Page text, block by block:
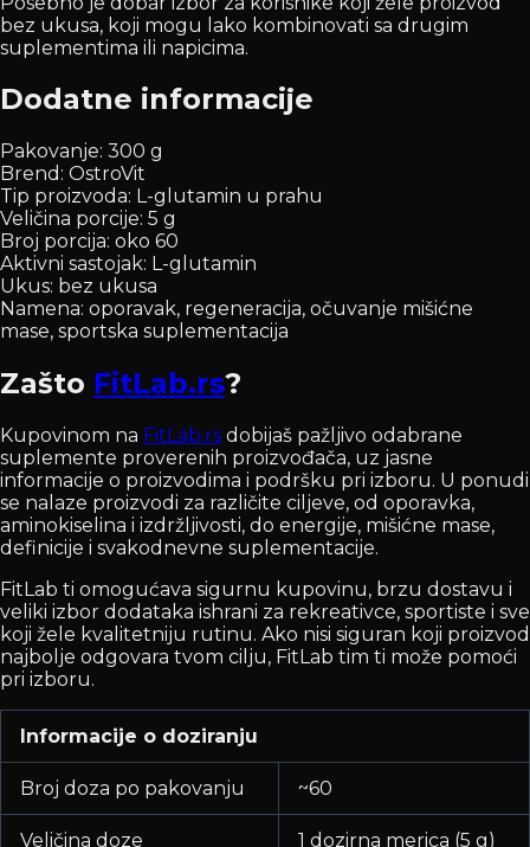
bez ukusa, koji mogu lako kombinovati sa drugim
suplementima ili napicima.
Dodatne informacije
Pakovanje: 300 g
Brend: OstroVit
Tip proizvoda: L-glutamin u prahu
Veličina porcije: 5 g
Broj porcija: oko 60
Aktivni sastojak: L-glutamin
Ukus: bez ukusa
Namena: oporavak, regeneracija, očuvanje mišićne
mase, sportska suplementacija
Zašto FitLab.rs?
Kupovinom na FitLab.rs dobijaš pažljivo odabrane
suplemente proverenih proizvođača, uz jasne
informacije o proizvodima i podršku pri izboru. U ponudi
se nalaze proizvodi za različite ciljeve, od oporavka,
aminokiselina i izdržljivosti, do energije, mišićne mase,
definicije i svakodnevne suplementacije.
FitLab ti omogućava sigurnu kupovinu, brzu dostavu i
veliki izbor dodataka ishrani za rekreativce, sportiste i sve
koji žele kvalitetniju rutinu. Ako nisi siguran koji proizvod
najbolje odgovara tvom cilju, FitLab tim ti može pomoći
pri izboru.
Informacije o doziranju
Broj doza po pakovanju ~60
Veličina doze 1 dozirna merica (5 g)